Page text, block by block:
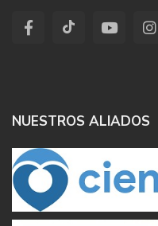
NUESTROS ALIADOS